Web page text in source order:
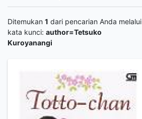
Ditemukan 1 dari pencarian Anda melalui
kata kunci: author=Tetsuko
Kuroyanangi